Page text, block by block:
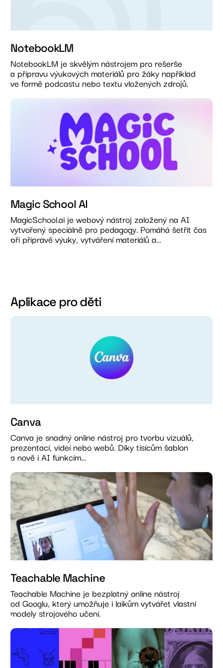
NotebookLM
NotebookLM je skvělým nástrojem pro rešerše
a přípravu výukových materiálů pro žáky například
ve formě podcastu nebo textu vložených zdrojů.
Magic School AI
MagicSchool.ai je webový nástroj založený na AI
vytvořený speciálně pro pedagogy. Pomáhá šetřit čas
při přípravě výuky, vytváření materiálů a…
Aplikace pro děti
Canva
Canva je snadný online nástroj pro tvorbu vizuálů,
prezentací, videí nebo webů. Díky tisícům šablon
a nově i AI funkcím…
Teachable Machine
Teachable Machine je bezplatný online nástroj
od Googlu, který umožňuje i laikům vytvářet vlastní
modely strojového učení.